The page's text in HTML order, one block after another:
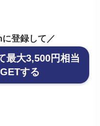
登録して／
最大3,500円相当
する